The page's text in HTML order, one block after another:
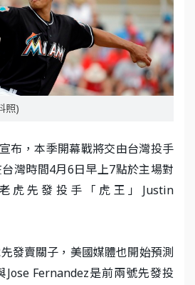
照)
布，本季開幕戰將交由台灣投手
灣時間4月6日早上7點於主場對
虎先發投手「虎王」Justin
發賣關子，美國媒體也開始預測
Fernandez是前兩號先發投